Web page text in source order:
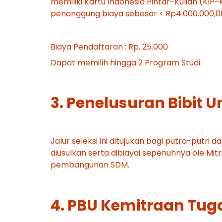
penanggung biaya sebesar <
Biaya Pendaftaran : Rp. 25.000
Dapat memilih hingga 2 Program Studi.
3. Penelusuran Bibit
Jalur seleksi ini ditujukan bagi putra-putri
diusulkan serta dibiayai sepenuhnya ole
pembangunan SDM.
4. PBU Kemitraan